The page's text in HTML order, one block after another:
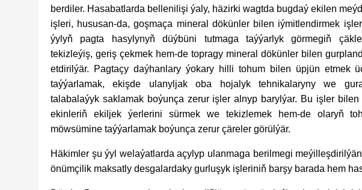
berdiler. Hasabatlarda bellenilişi ýaly, häzirki wagtda bugdaý ekilen
işleri, hususan-da, goşmaça mineral dökünler bilen iýmitlendirmek
ýylyň pagta hasylynyň düýbüni tutmaga taýýarlyk görmegiň
tekizleýiş, geriş çekmek hem-de topragy mineral dökünler bilen
etdirilýär. Pagtaçy daýhanlary ýokary hilli tohum bilen üpjün etmek
taýýarlamak, ekişde ulanyljak oba hojalyk tehnikalaryny we
talabalaýyk saklamak boýunça zerur işler alnyp barylýar. Bu işler
ekinleriň ekiljek ýerlerini sürmek we tekizlemek hem-de olaryň
möwsümine taýýarlamak boýunça zerur çäreler görülýär.
Häkimler şu ýyl welaýatlarda açylyp ulanmaga berilmegi
önümçilik maksatly desgalardaky gurluşyk işleriniň barşy barada hem